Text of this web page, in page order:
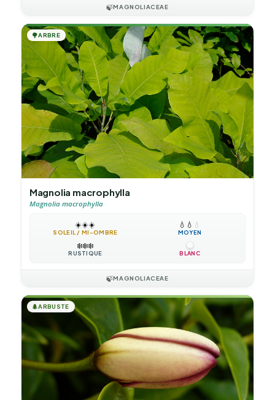
🍃MAGNOLIACEAE
🌳ARBRE
Magnolia macrophylla
Magnolia macrophylla
☀️☀️☀️
SOLEIL / MI-OMBRE
💧 💧 💧
MOYEN
❄️❄️❄️
RUSTIQUE BLANC
🍃MAGNOLIACEAE
🌲ARBUSTE